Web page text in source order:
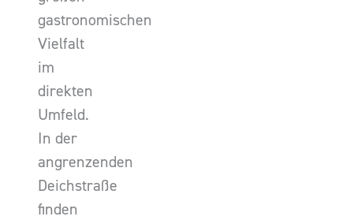
gastronomischen
Vielfalt
im
direkten
Umfeld.
In der
angrenzenden
Deichstraße
finden